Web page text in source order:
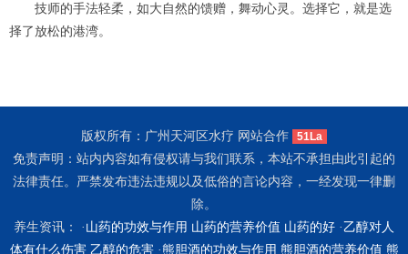
技师的手法轻柔，如大自然的馈赠，舞动心灵。选择它，就是选
择了放松的港湾。
版权所有：广州天河区水疗 网站合作 51La
免责声明：站内内容如有侵权请与我们联系，本站不承担由此引起的
法律责任。严禁发布违法违规以及低俗的言论内容，一经发现一律删
除。
养生资讯： · 山药的功效与作用 山药的营养价值 山药的好 ·乙醇对人
体有什么伤害 乙醇的危害·熊胆酒的功效与作用 熊胆酒的营养价值 熊